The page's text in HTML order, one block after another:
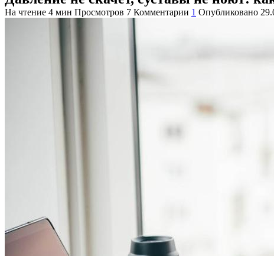
На чтение 4 мин Просмотров 7 Комментарии 1 Опубликовано